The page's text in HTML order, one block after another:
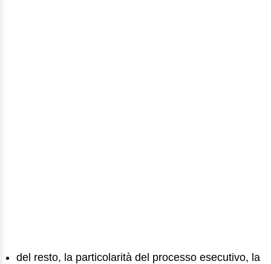
del resto, la particolarità del processo esecutivo, la